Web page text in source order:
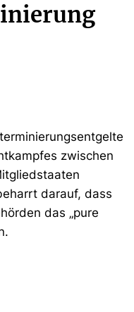
zwischen
darauf, dass
das „pure